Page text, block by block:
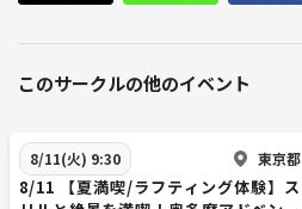
このサークルの他のイベント
8/11(火) 9:30 東京都
8/11 【夏満喫/ラフティング体験】ス